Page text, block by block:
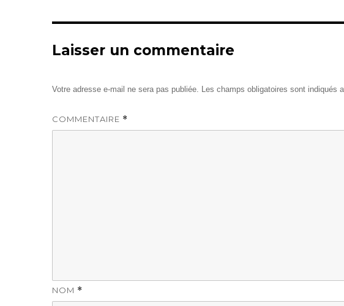
Laisser un commentaire
Votre adresse e-mail ne sera pas publiée. Les champs obligatoires sont indiqués
COMMENTAIRE *
NOM *